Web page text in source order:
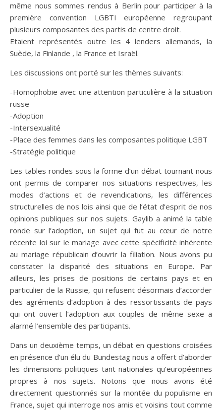
même nous sommes rendus à Berlin pour participer à la
première convention LGBTI européenne regroupant
plusieurs composantes des partis de centre droit.
Etaient représentés outre les 4 lenders allemands, la
Suède, la Finlande , la France et Israël.
Les discussions ont porté sur les thèmes suivants:
-Homophobie avec une attention particulière à la situation
russe
-Adoption
-Intersexualité
-Place des femmes dans les composantes politique LGBT
-Stratégie politique
Les tables rondes sous la forme d’un débat tournant nous
ont permis de comparer nos situations respectives, les
modes d’actions et de revendications, les différences
structurelles de nos lois ainsi que de l’état d’esprit de nos
opinions publiques sur nos sujets. Gaylib a animé la table
ronde sur l’adoption, un sujet qui fut au cœur de notre
récente loi sur le mariage avec cette spécificité inhérente
au mariage républicain d’ouvrir la filiation. Nous avons pu
constater la disparité des situations en Europe. Par
ailleurs, les prises de positions de certains pays et en
particulier de la Russie, qui refusent désormais d’accorder
des agréments d’adoption à des ressortissants de pays
qui ont ouvert l’adoption aux couples de même sexe a
alarmé l’ensemble des participants.
Dans un deuxième temps, un débat en questions croisées
en présence d’un élu du Bundestag nous a offert d’aborder
les dimensions politiques tant nationales qu’européennes
propres à nos sujets. Notons que nous avons été
directement questionnés sur la montée du populisme en
France, sujet qui interroge nos amis et voisins tout comme